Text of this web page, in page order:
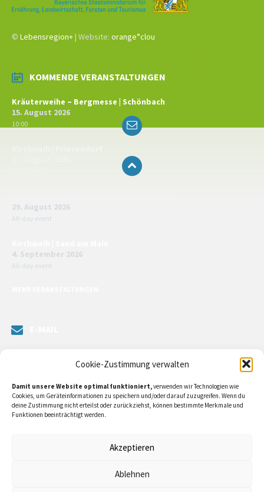
Cookie-Zustimmung verwalten
Damit unsere Website optimal funktioniert,verwenden wir Technologien wie
Cookies, um Geräteinformationen zu speichern und/oder darauf zuzugreifen. Wenn du
deine Zustimmung nicht erteilst oder zurückziehst, können bestimmte Merkmale und
Funktionen beeinträchtigt werden.
Akzeptieren
Ablehnen
© Lebensregion+| Website: orange°clou
KOMMENDE VERANSTALTUNGEN
Kräuterweihe – Bergmesse | Schönbach
15. August 2026
10:00
29. August 2026
All-day event
4. September 2026
All-day event
kontaktieren oder direkt an unsere Bürgermeister/in schreiben.
Klicken Siehier…
Email